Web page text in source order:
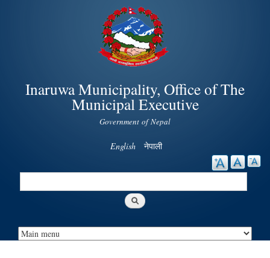
Skip to
main
content
Inaruwa Municipality, Office of The
Municipal Executive
Government of Nepal
English नेपाली
Search